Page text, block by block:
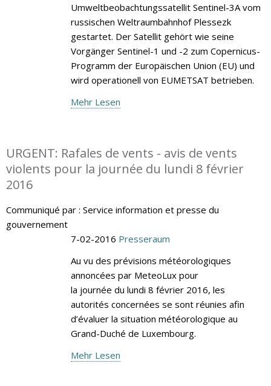
Umweltbeobachtungssatellit Sentinel-3A vom
russischen Weltraumbahnhof Plessezk
gestartet. Der Satellit gehört wie seine
Vorgänger Sentinel-1 und -2 zum Copernicus-
Programm der Europäischen Union (EU) und
wird operationell von EUMETSAT betrieben.
Mehr Lesen
URGENT: Rafales de vents - avis de vents
violents pour la journée du lundi 8 février
2016
Communiqué par : Service information et presse du
gouvernement
7-02-2016 Presseraum
Au vu des prévisions météorologiques
annoncées par MeteoLux pour
la journée du lundi 8 février 2016, les
autorités concernées se sont réunies afin
d’évaluer la situation météorologique au
Grand-Duché de Luxembourg.
Mehr Lesen